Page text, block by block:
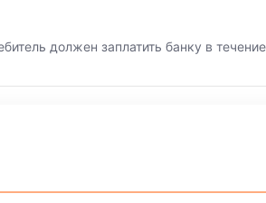
должен заплатить банку в